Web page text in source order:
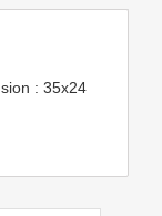
: 35x24